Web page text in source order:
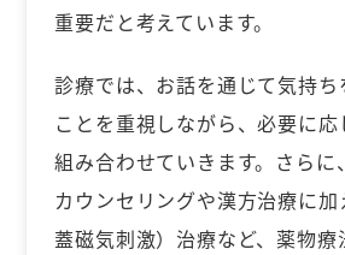
重要だと考えています。
診療では、お話を通じて気持ち
ことを重視しながら、必要に応
組み合わせていきます。さらに
カウンセリングや漢方治療に
蓋磁気刺激）治療など、薬物療